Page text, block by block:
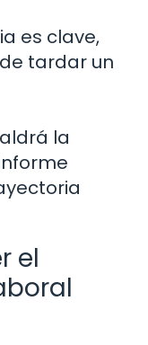
es clave,
tardar un
la
el